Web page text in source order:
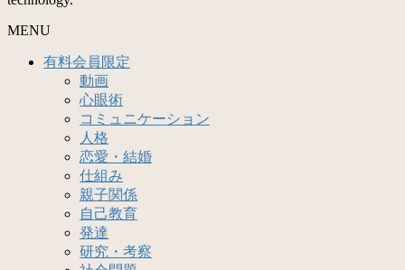
MENU
有料会員限定
動画
心眼術
コミュニケーション
人格
恋愛・結婚
仕組み
親子関係
自己教育
発達
研究・考察